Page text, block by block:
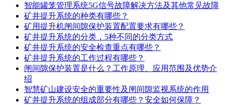
智能罐笼管理系统5G信号故障解决方法及其他常见故障
矿井提升系统的种类有哪些？
矿用提升机闸间隙保护装置配置要求有哪些？
矿井提升系统的分类，5种不同的分类方式
矿井提升系统的安全检查重点有哪些？
矿井提升系统的工作过程有哪些？
闸间隙保护装置是什么？工作原理、应用范围及优势介
绍
智慧矿山建设安全的重要性及闸间隙监视系统的作用
矿井提升系统的组成部分有哪些？安全如何保障？